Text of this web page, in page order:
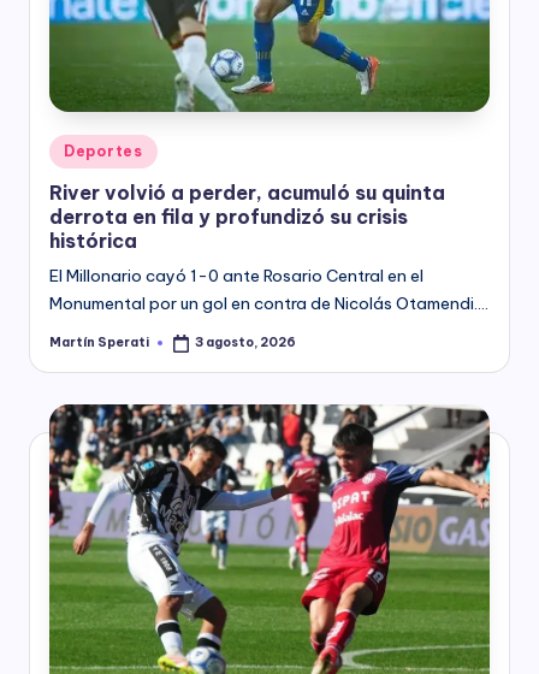
y
Posted
in
Deportes
River volvió a perder, acumuló su quinta
derrota en fila y profundizó su crisis
histórica
El Millonario cayó 1-0 ante Rosario Central en el
Monumental por un gol en contra de Nicolás Otamendi.…
Posted
Martín Sperati 3 agosto, 2026